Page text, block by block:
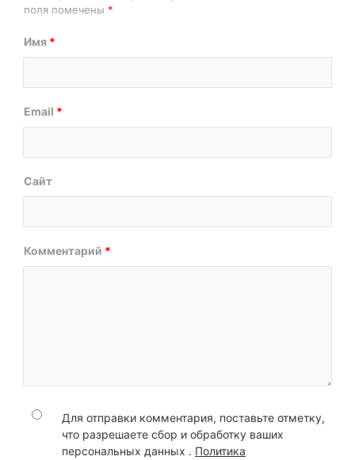
поля помечены *
Имя *
Email *
Сайт
Комментарий *
Для отправки комментария, поставьте отметку,
что разрешаете сбор и обработку ваших
персональных данных . Политика